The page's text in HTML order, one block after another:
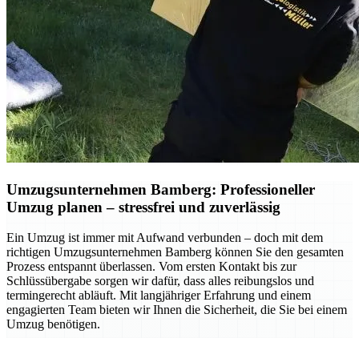
Umzugsunternehmen Bamberg: Professioneller
Umzug planen – stressfrei und zuverlässig
Ein Umzug ist immer mit Aufwand verbunden – doch mit dem
richtigen Umzugsunternehmen Bamberg können Sie den gesamten
Prozess entspannt überlassen. Vom ersten Kontakt bis zur
Schlüssübergabe sorgen wir dafür, dass alles reibungslos und
termingerecht abläuft. Mit langjähriger Erfahrung und einem
engagierten Team bieten wir Ihnen die Sicherheit, die Sie bei einem
Umzug benötigen.